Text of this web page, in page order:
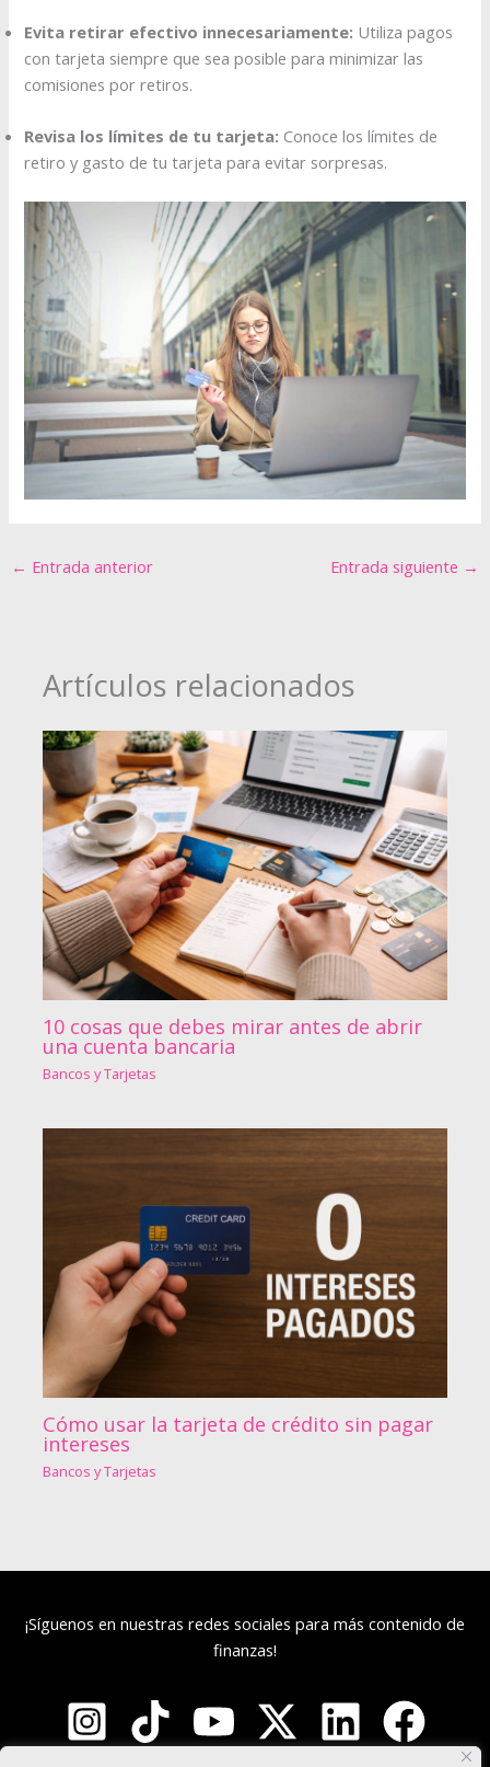
Evita retirar efectivo innecesariamente: Utiliza pagos
con tarjeta siempre que sea posible para minimizar las
comisiones por retiros.
Revisa los límites de tu tarjeta: Conoce los límites de
retiro y gasto de tu tarjeta para evitar sorpresas.
← Entrada anterior Entrada siguiente →
Artículos relacionados
10 cosas que debes mirar antes de abrir
una cuenta bancaria
Bancos y Tarjetas
Cómo usar la tarjeta de crédito sin pagar
intereses
Bancos y Tarjetas
¡Síguenos en nuestras redes sociales para más contenido de
finanzas!